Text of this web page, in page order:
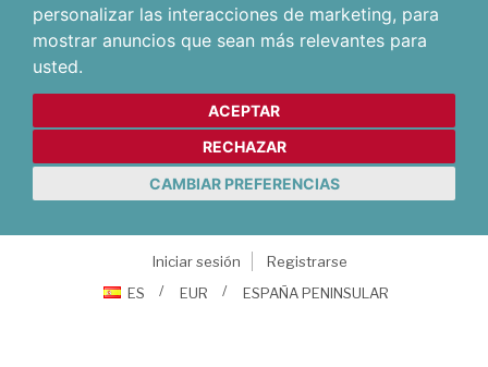
personalizar las interacciones de marketing, para
mostrar anuncios que sean más relevantes para
usted.
ACEPTAR
RECHAZAR
CAMBIAR PREFERENCIAS
Iniciar sesión
Registrarse
ES
EUR ESPAÑA PENINSULAR